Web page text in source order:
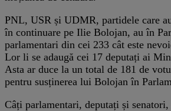
PNL, USR și UDMR, partidele care
în continuare pe Ilie Bolojan, au în
parlamentari din cei 233 cât este
Lor li se adaugă cei 17 deputați ai
Asta ar duce la un total de 181 de
pentru susținerea lui Bolojan în
Câți parlamentari, deputați și